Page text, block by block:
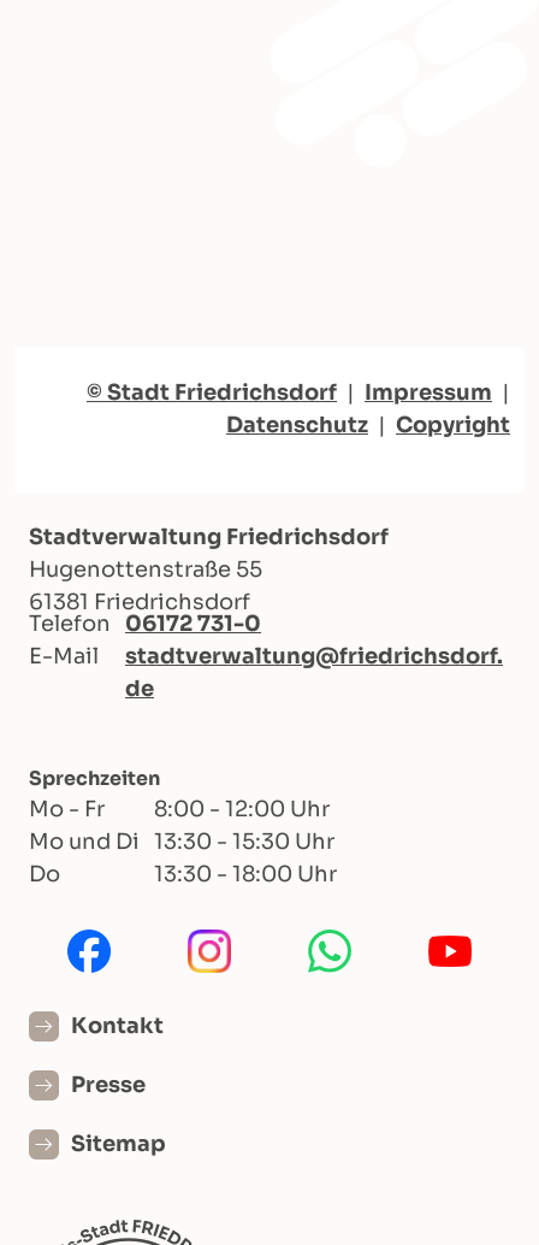
© Stadt Friedrichsdorf | Impressum |
Datenschutz | Copyright
Stadtverwaltung Friedrichsdorf
Hugenottenstraße 55
61381 Friedrichsdorf
Telefon
06172 731-0
E-Mail
stadtverwaltung@friedrichsdorf.
de
Sprechzeiten
Mo - Fr
8:00 - 12:00 Uhr
Mo und Di
13:30 - 15:30 Uhr
Do
13:30 - 18:00 Uhr
Kontakt
Presse
Sitemap